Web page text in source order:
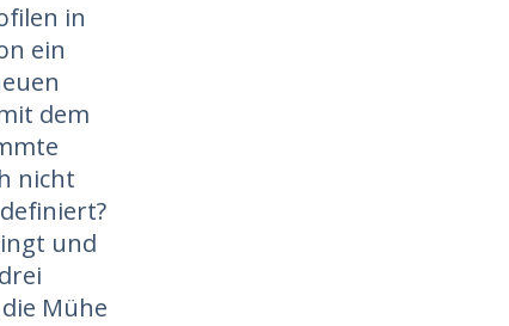
in
ein
dem
nicht
und
Mühe